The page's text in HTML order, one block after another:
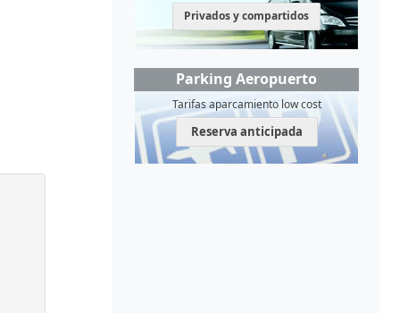
Privados y compartidos
Parking Aeropuerto
Tarifas aparcamiento low cost
Reserva anticipada